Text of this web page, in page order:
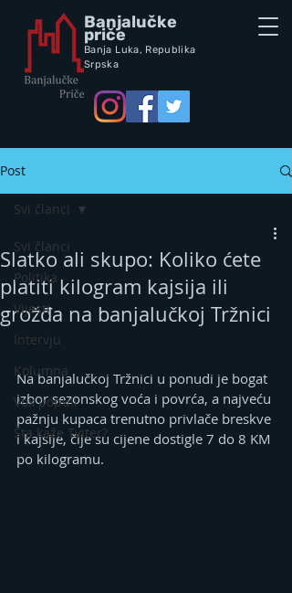
Banjalučke
priče
Banja Luka, Republika
Srpska
Post
Svi članci
Politika
Vijesti
Intervju
Kolumna
Vox populi
Šta kaže Tviter?
Svi članci
Slatko ali skupo: Koliko ćete
platiti kilogram kajsija ili
grožđa na banjalučkoj Tržnici
Na banjalučkoj Tržnici u ponudi je bogat
izbor sezonskog voća i povrća, a najveću
pažnju kupaca trenutno privlače breskve
i kajsije, čije su cijene dostigle 7 do 8 KM
po kilogramu.